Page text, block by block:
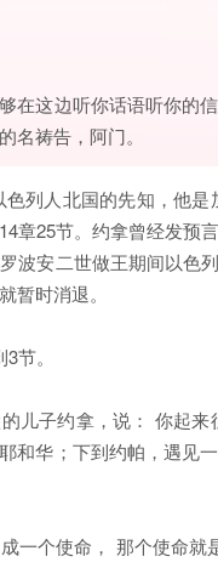
在这边听你话语听你的
名祷告，阿门。
列人北国的先知，他
章25节。约拿曾经发预
波安二世做王期间以色
暂时消退。
节。
的儿子约拿，说： 你起
和华；下到约帕，遇见
一个使命， 那个使命就